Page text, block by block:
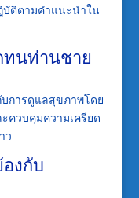
บัติตามคำแนะนำใน
ทนท่านชาย
การดูแลสุขภาพโดย
ควบคุมความเครียด
ว
งกับ